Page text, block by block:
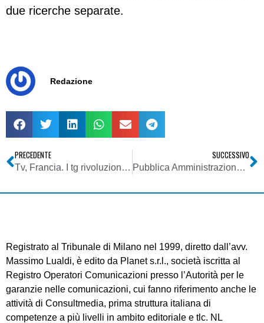
due ricerche separate.
Redazione
PRECEDENTE
Tv, Francia. I tg rivoluzionati di France 2
SUCCESSIVO
Pubblica Amministrazione: il ministro Brunetta ne ha anche per Facebook negli uffici pubblici
Registrato al Tribunale di Milano nel 1999, diretto dall’avv.
Massimo Lualdi, è edito da Planet s.r.l., società iscritta al
Registro Operatori Comunicazioni presso l’Autorità per le
garanzie nelle comunicazioni, cui fanno riferimento anche le
attività di Consultmedia, prima struttura italiana di
competenze a più livelli in ambito editoriale e tlc. NL